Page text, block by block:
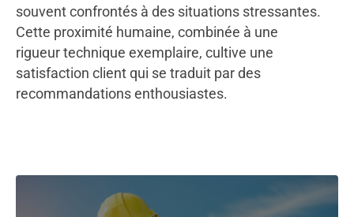
souvent confrontés à des situations stressantes.
Cette proximité humaine, combinée à une
rigueur technique exemplaire, cultive une
satisfaction client qui se traduit par des
recommandations enthousiastes.